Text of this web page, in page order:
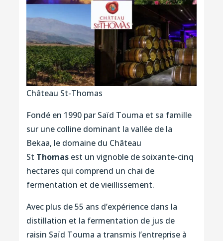
Château St-Thomas
Fondé en 1990 par Saïd Touma et sa famille
sur une colline dominant la vallée de la
Bekaa, le domaine du Château
St Thomasest un vignoble de soixante-cinq
hectares qui comprend un chai de
fermentation et de vieillissement.
Avec plus de 55 ans d’expérience dans la
distillation et la fermentation de jus de
raisin Saïd Touma a transmis l’entreprise à